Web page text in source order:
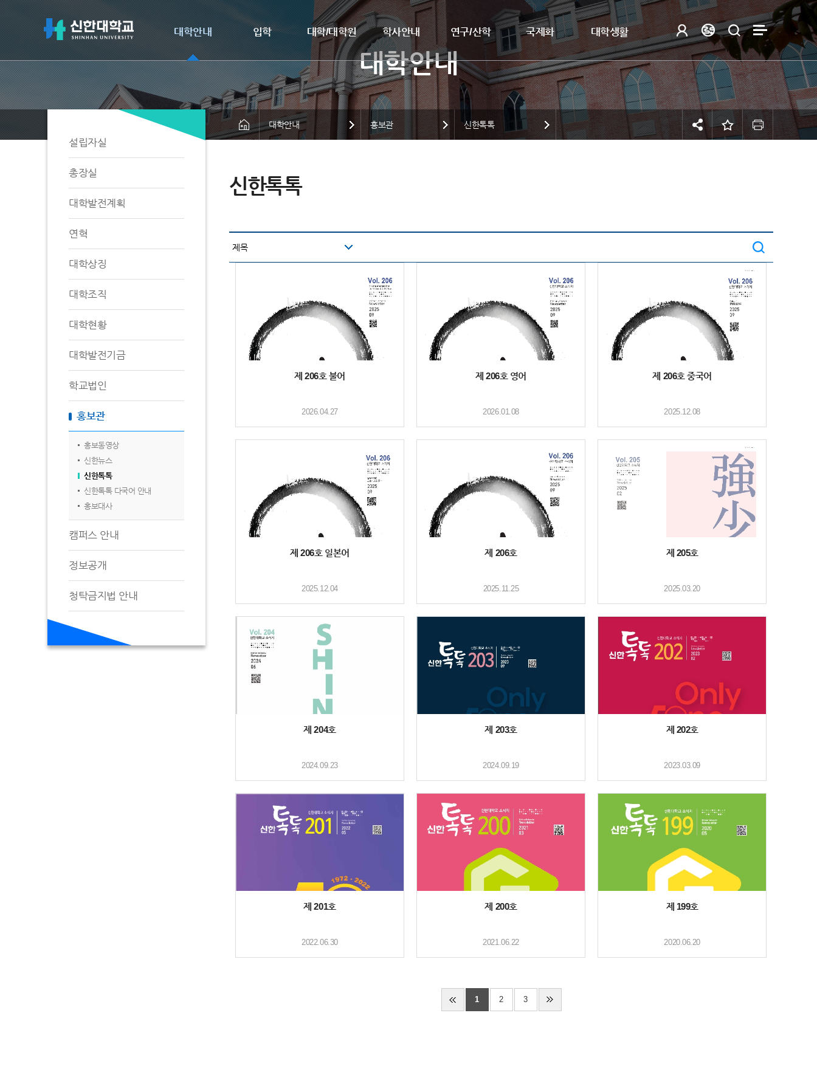
대학안내 입학 대학/대학원 학사안내 연구/산학 국제화 대학생활
설립자실
총장실
대학발전계획
연혁
대학상징
대학조직
대학현황
대학발전기금
학교법인
홍보관
홍보동영상
신한뉴스
신한톡톡
신한톡톡 다국어 안내
홍보대사
캠퍼스 안내
정보공개
청탁금지법 안내
대학안내 홍보관 신한톡톡
신한톡톡
제 206호 불어
2026.04.27
제 206호 영어
2026.01.08
제 206호 중국어
2025.12.08
제 206호 일본어
2025.12.04
제 206호
2025.11.25
제 205호
2025.03.20
제 204호
2024.09.23
제 203호
2024.09.19
제 202호
2023.03.09
제 201호
2022.06.30
제 200호
2021.06.22
제 199호
2020.06.20
1 2 3